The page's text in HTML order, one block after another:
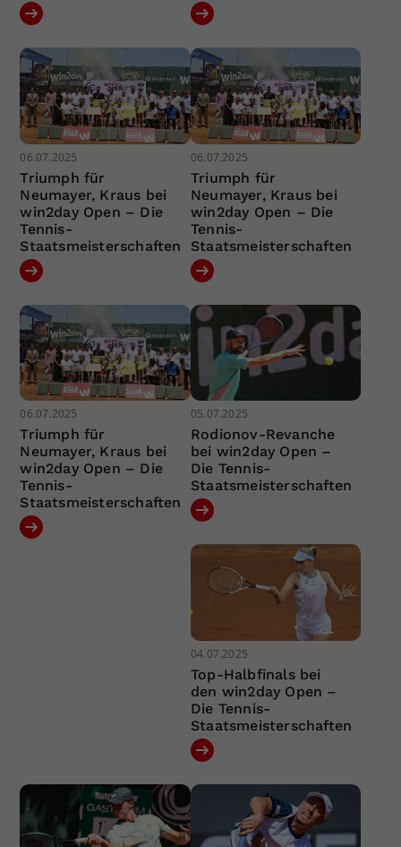
06.07.2025
Triumph für
Neumayer, Kraus bei
win2day Open – Die
Tennis-
Staatsmeisterschaften
06.07.2025
Triumph für
Neumayer, Kraus bei
win2day Open – Die
Tennis-
Staatsmeisterschaften
06.07.2025
Triumph für
Neumayer, Kraus bei
win2day Open – Die
Tennis-
Staatsmeisterschaften
05.07.2025
Rodionov-Revanche
bei win2day Open –
Die Tennis-
Staatsmeisterschaften
04.07.2025
Top-Halbfinals bei
den win2day Open –
Die Tennis-
Staatsmeisterschaften